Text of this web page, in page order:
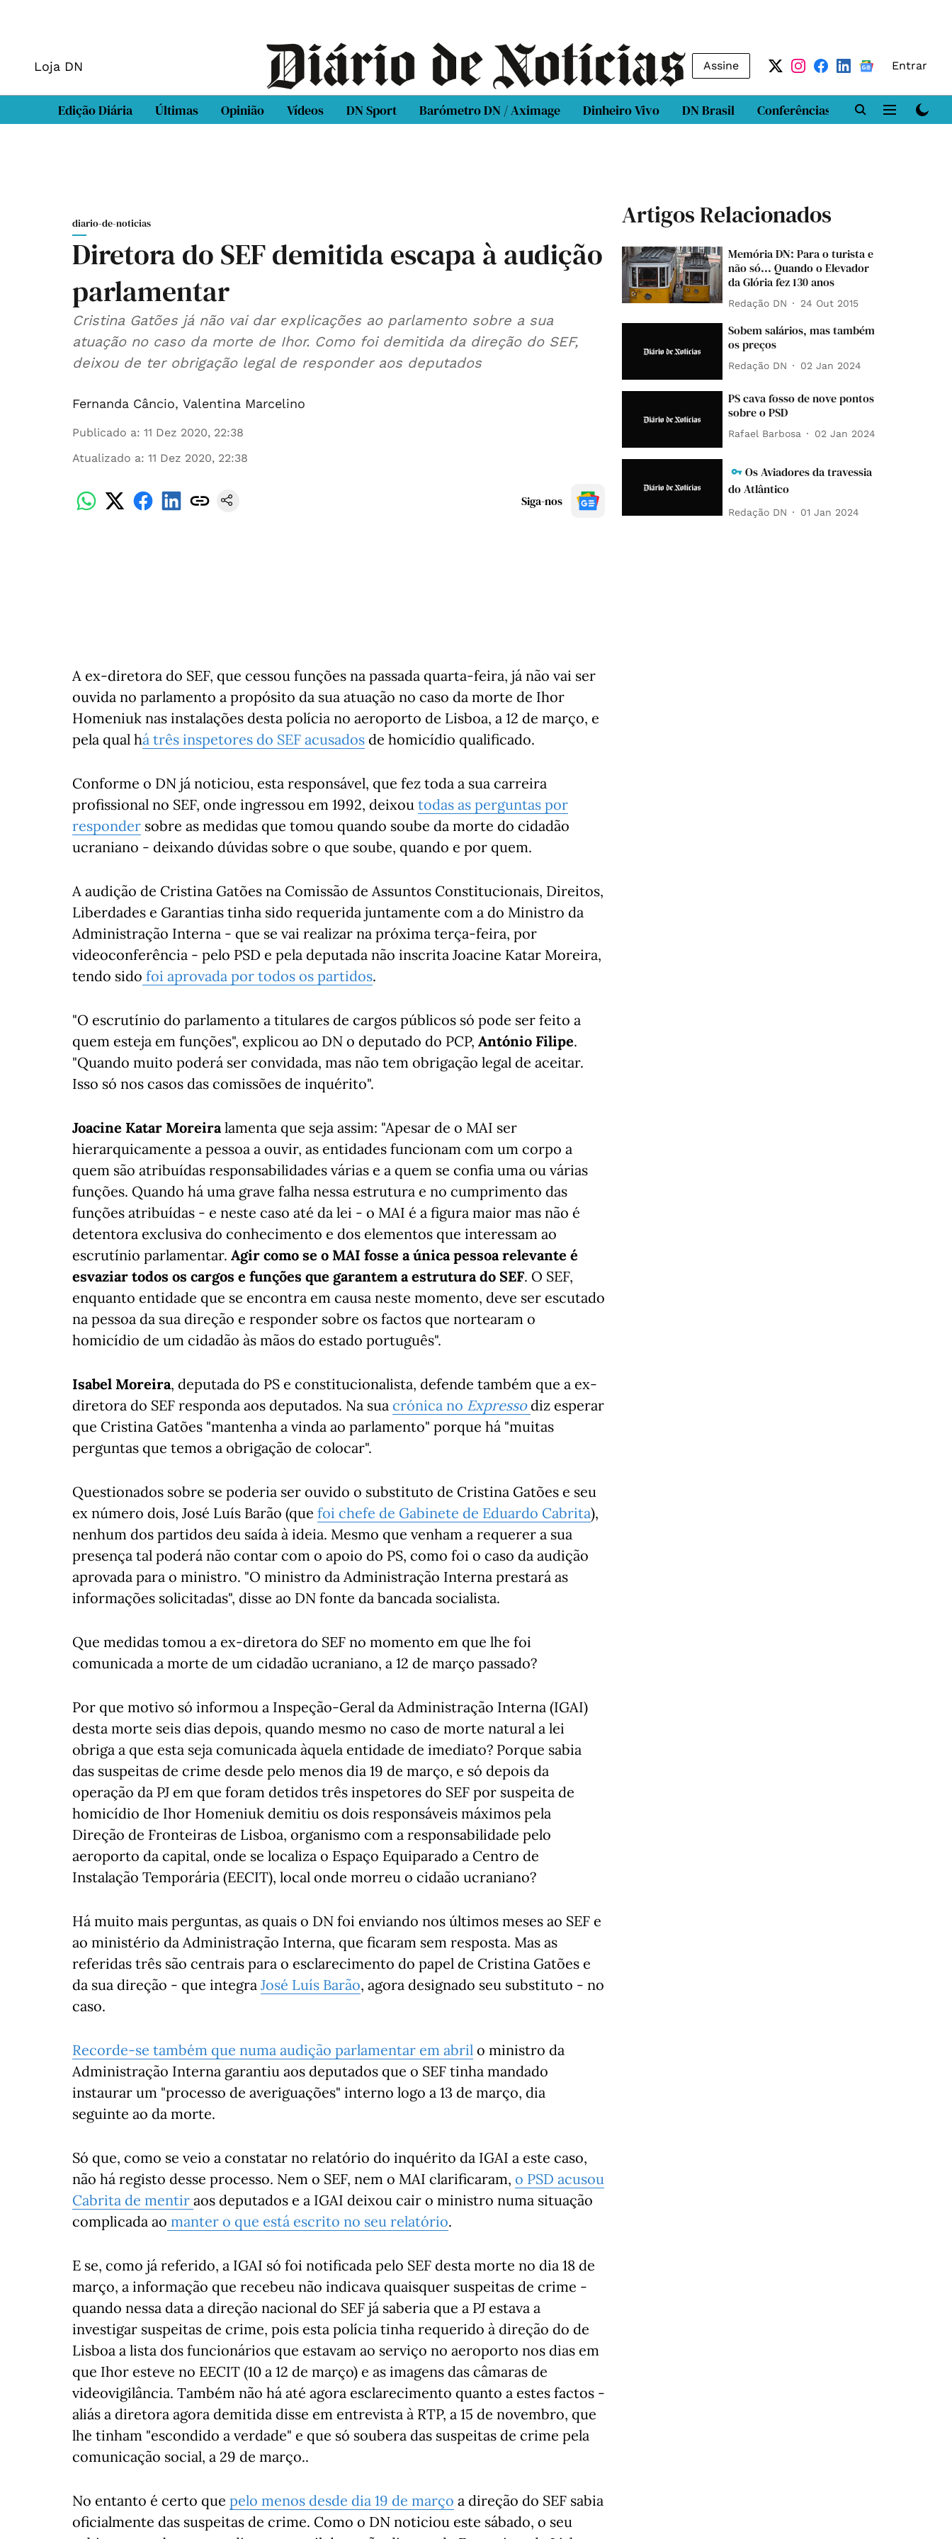
Loja DN Assine Entrar
Edição Diária Últimas Opinião Vídeos DN Sport Barómetro DN / Aximage Dinheiro Vivo DN Brasil Conferências DN LAB
diario-de-noticias
Diretora do SEF demitida escapa à audição
parlamentar
Cristina Gatões já não vai dar explicações ao parlamento sobre a sua
atuação no caso da morte de Ihor. Como foi demitida da direção do SEF,
deixou de ter obrigação legal de responder aos deputados
Fernanda Câncio, Valentina Marcelino
Publicado a: 11 Dez 2020, 22:38
Atualizado a: 11 Dez 2020, 22:38
Siga-nos
A ex-diretora do SEF, que cessou funções na passada quarta-feira, já não vai ser
ouvida no parlamento a propósito da sua atuação no caso da morte de Ihor
Homeniuk nas instalações desta polícia no aeroporto de Lisboa, a 12 de março, e
pela qual há três inspetores do SEF acusados de homicídio qualificado.
Conforme o DN já noticiou, esta responsável, que fez toda a sua carreira
profissional no SEF, onde ingressou em 1992, deixou todas as perguntas por
responder sobre as medidas que tomou quando soube da morte do cidadão
ucraniano - deixando dúvidas sobre o que soube, quando e por quem.
A audição de Cristina Gatões na Comissão de Assuntos Constitucionais, Direitos,
Liberdades e Garantias tinha sido requerida juntamente com a do Ministro da
Administração Interna - que se vai realizar na próxima terça-feira, por
videoconferência - pelo PSD e pela deputada não inscrita Joacine Katar Moreira,
tendo sido foi aprovada por todos os partidos.
"O escrutínio do parlamento a titulares de cargos públicos só pode ser feito a
quem esteja em funções", explicou ao DN o deputado do PCP, António Filipe.
"Quando muito poderá ser convidada, mas não tem obrigação legal de aceitar.
Isso só nos casos das comissões de inquérito".
Joacine Katar Moreiralamenta que seja assim: "Apesar de o MAI ser
hierarquicamente a pessoa a ouvir, as entidades funcionam com um corpo a
quem são atribuídas responsabilidades várias e a quem se confia uma ou várias
funções. Quando há uma grave falha nessa estrutura e no cumprimento das
funções atribuídas - e neste caso até da lei - o MAI é a figura maior mas não é
detentora exclusiva do conhecimento e dos elementos que interessam ao
escrutínio parlamentar. Agir como se o MAI fosse a única pessoa relevante é
esvaziar todos os cargos e funções que garantem a estrutura do SEF. O SEF,
enquanto entidade que se encontra em causa neste momento, deve ser escutado
na pessoa da sua direção e responder sobre os factos que nortearam o
homicídio de um cidadão às mãos do estado português".
Isabel Moreira, deputada do PS e constitucionalista, defende também que a ex-
diretora do SEF responda aos deputados. Na sua crónica no Expresso diz esperar
que Cristina Gatões "mantenha a vinda ao parlamento" porque há "muitas
perguntas que temos a obrigação de colocar".
Questionados sobre se poderia ser ouvido o substituto de Cristina Gatões e seu
ex número dois, José Luís Barão (que foi chefe de Gabinete de Eduardo Cabrita),
nenhum dos partidos deu saída à ideia. Mesmo que venham a requerer a sua
presença tal poderá não contar com o apoio do PS, como foi o caso da audição
aprovada para o ministro. "O ministro da Administração Interna prestará as
informações solicitadas", disse ao DN fonte da bancada socialista.
Que medidas tomou a ex-diretora do SEF no momento em que lhe foi
comunicada a morte de um cidadão ucraniano, a 12 de março passado?
Por que motivo só informou a Inspeção-Geral da Administração Interna (IGAI)
desta morte seis dias depois, quando mesmo no caso de morte natural a lei
obriga a que esta seja comunicada àquela entidade de imediato? Porque sabia
das suspeitas de crime desde pelo menos dia 19 de março, e só depois da
operação da PJ em que foram detidos três inspetores do SEF por suspeita de
homicídio de Ihor Homeniuk demitiu os dois responsáveis máximos pela
Direção de Fronteiras de Lisboa, organismo com a responsabilidade pelo
aeroporto da capital, onde se localiza o Espaço Equiparado a Centro de
Instalação Temporária (EECIT), local onde morreu o cidaão ucraniano?
Há muito mais perguntas, as quais o DN foi enviando nos últimos meses ao SEF e
ao ministério da Administração Interna, que ficaram sem resposta. Mas as
referidas três são centrais para o esclarecimento do papel de Cristina Gatões e
da sua direção - que integra José Luís Barão, agora designado seu substituto - no
caso.
Recorde-se também que numa audição parlamentar em abril o ministro da
Administração Interna garantiu aos deputados que o SEF tinha mandado
instaurar um "processo de averiguações" interno logo a 13 de março, dia
seguinte ao da morte.
Só que, como se veio a constatar no relatório do inquérito da IGAI a este caso,
não há registo desse processo. Nem o SEF, nem o MAI clarificaram, o PSD acusou
Cabrita de mentir aos deputados e a IGAI deixou cair o ministro numa situação
complicada ao manter o que está escrito no seu relatório.
E se, como já referido, a IGAI só foi notificada pelo SEF desta morte no dia 18 de
março, a informação que recebeu não indicava quaisquer suspeitas de crime -
quando nessa data a direção nacional do SEF já saberia que a PJ estava a
investigar suspeitas de crime, pois esta polícia tinha requerido à direção do de
Lisboa a lista dos funcionários que estavam ao serviço no aeroporto nos dias em
que Ihor esteve no EECIT (10 a 12 de março) e as imagens das câmaras de
videovigilância. Também não há até agora esclarecimento quanto a estes factos -
aliás a diretora agora demitida disse em entrevista à RTP, a 15 de novembro, que
lhe tinham "escondido a verdade" e que só soubera das suspeitas de crime pela
comunicação social, a 29 de março..
No entanto é certo que pelo menos desde dia 19 de março a direção do SEF sabia
oficialmente das suspeitas de crime. Como o DN noticiou este sábado, o seu
Artigos Relacionados
Memória DN: Para o turista e
não só... Quando o Elevador
da Glória fez 130 anos
Redação DN 24 Out 2015
Sobem salários, mas também
os preços
Redação DN 02 Jan 2024
PS cava fosso de nove pontos
sobre o PSD
Rafael Barbosa 02 Jan 2024
Os Aviadores da travessia
do Atlântico
Redação DN 01 Jan 2024